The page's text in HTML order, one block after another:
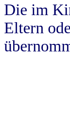
Die im
Eltern